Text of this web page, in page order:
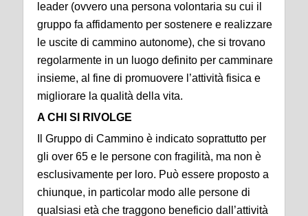
leader (ovvero una persona volontaria su cui il
gruppo fa affidamento per sostenere e realizzare
le uscite di cammino autonome), che si trovano
regolarmente in un luogo definito per camminare
insieme, al fine di promuovere l’attività fisica e
migliorare la qualità della vita.
A CHI SI RIVOLGE
Il Gruppo di Cammino è indicato soprattutto per
gli over 65 e le persone con fragilità, ma non è
esclusivamente per loro. Può essere proposto a
chiunque, in particolar modo alle persone di
qualsiasi età che traggono beneficio dall’attività